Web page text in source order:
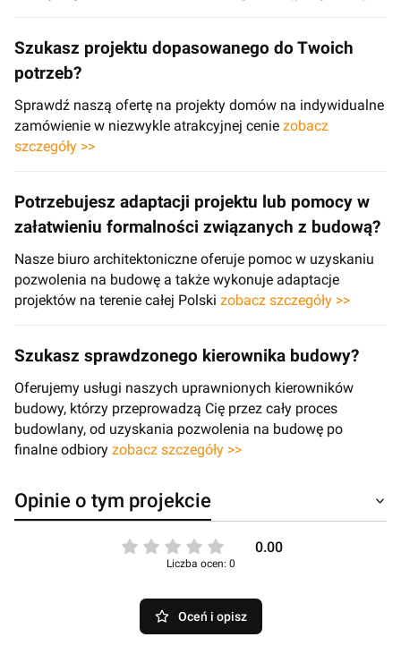
Szukasz projektu dopasowanego do Twoich
potrzeb?
Sprawdź naszą ofertę na projekty domów na indywidualne
zamówienie w niezwykle atrakcyjnej cenie zobacz
szczegóły >>
Potrzebujesz adaptacji projektu lub pomocy w
załatwieniu formalności związanych z budową?
Nasze biuro architektoniczne oferuje pomoc w uzyskaniu
pozwolenia na budowę a także wykonuje adaptacje
projektów na terenie całej Polski zobacz szczegóły >>
Szukasz sprawdzonego kierownika budowy?
Oferujemy usługi naszych uprawnionych kierowników
budowy, którzy przeprowadzą Cię przez cały proces
budowlany, od uzyskania pozwolenia na budowę po
finalne odbiory zobacz szczegóły >>
Opinie o tym projekcie
0.00
Liczba ocen: 0
Oceń i opisz